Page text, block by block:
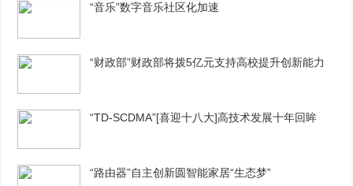
“音乐”数字音乐社区化加速
“财政部”财政部将拨5亿元支持高校提升创新能力
“TD-SCDMA”[喜迎十八大]高技术发展十年回眸
“路由器”自主创新圆智能家居“生态梦”